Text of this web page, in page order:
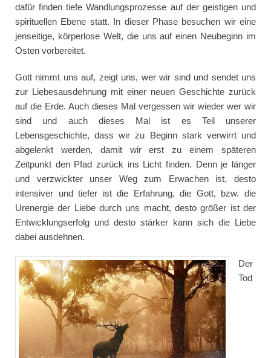
dafür finden tiefe Wandlungsprozesse auf der geistigen und
spirituellen Ebene statt. In dieser Phase besuchen wir eine
jenseitige, körperlose Welt, die uns auf einen Neubeginn im
Osten vorbereitet.
Gott nimmt uns auf, zeigt uns, wer wir sind und sendet uns
zur Liebesausdehnung mit einer neuen Geschichte zurück
auf die Erde. Auch dieses Mal vergessen wir wieder wer wir
sind und auch dieses Mal ist es Teil unserer
Lebensgeschichte, dass wir zu Beginn stark verwirrt und
abgelenkt werden, damit wir erst zu einem späteren
Zeitpunkt den Pfad zurück ins Licht finden. Denn je länger
und verzwickter unser Weg zum Erwachen ist, desto
intensiver und tiefer ist die Erfahrung, die Gott, bzw. die
Urenergie der Liebe durch uns macht, desto größer ist der
Entwicklungserfolg und desto stärker kann sich die Liebe
dabei ausdehnen.
Der
Tod